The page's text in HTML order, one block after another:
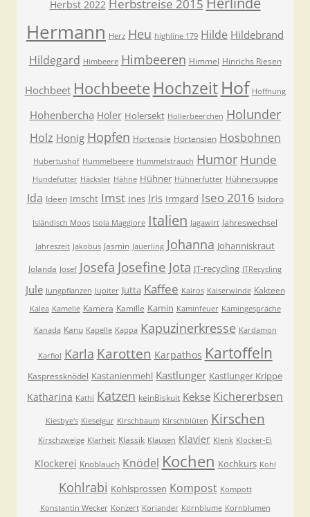
Herbst 2022 Herbstreise 2015
Hermann Herz Heu highline 179 Hilde Hildebrand
Hildegard Himbeere Himbeeren Himmel Hinrichs Riesen
Hochbeet Hochbeete Hochzeit Hof Hoffnung
Hohenbercha Holer Holersekt Hollerbeerchen Holunder
Holz Honig Hopfen Hortensie Hortensien Hosbohnen
Hubertushof Hummelbeere Hummelstrauch Humor Hunde
Hundefutter Häcksler Hähne Hühner Hühnerfutter Hühnersuppe
Ida Ideen Imscht Imst Ines Iris Irmgard Iseo 2016 Isidoro
Isländisch Moos Isola Maggiore Italien Jagawirt Jahreswechsel
Jahreszeit Jakobus Jasmin Jauerling Johanna Johanniskraut
Jolanda Josef Josefa Josefine Jota JT-recycling JTRecycling
Jule Jungpflanzen Jupiter Jutta Kaffee Kairos Kaiserwinde Kakteen
Kalea Kamelie Kamera Kamille Kamin Kaminfeuer Kamingespräche
Kanada Kanu Kapelle Kappa Kapuzinerkresse Kardamon
Karfiol Karla Karotten Karpathos Kartoffeln
Kaspressknödel Kastanienmehl Kastlunger Kastlunger Krippe
Katharina Kathi Katzen keinBiskuit Kekse Kichererbsen
Kiesbye's Kieselgur Kirschbaum Kirschblüten Kirschen
Kirschzweige Klarheit Klassik Klausen Klavier Klenk Klocker-Ei
Klockerei Knoblauch Knödel Kochen Kochkurs Kohl
Kohlrabi Kohlsprossen Kompost Kompott
Konstantin Wecker Konzert Koriander Kornblume Kornblumen